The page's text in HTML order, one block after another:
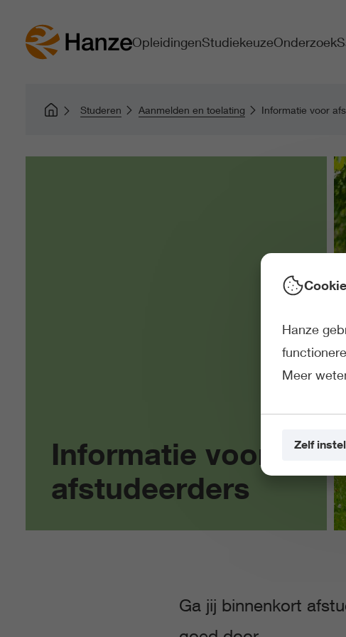
OpleidingenStudiekeuzeOnderzoek
Studeren Aanmelden en toelating Informatie voor
Informatie voor
afstudeerders
Ga jij binnenkort
Hanze
Meer
Zelf